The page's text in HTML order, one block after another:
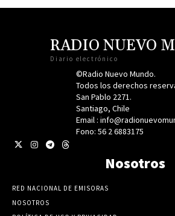
RADIO NUEVO
Diario electrónico
©Radio Nuevo Mundo.
Todos los derechos
San Pablo 2271.
Santiago, Chile
Email :
Fono: 56 2 6883175
Nosotros
RED NACIONAL DE EMISORAS
NOSOTROS